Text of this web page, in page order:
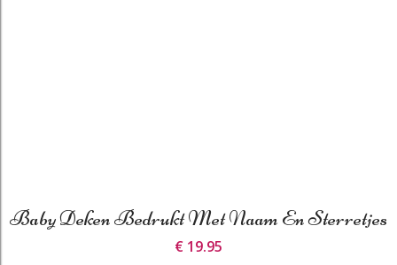
Baby Deken Bedrukt Met Naam En Sterretjes
€ 19.95